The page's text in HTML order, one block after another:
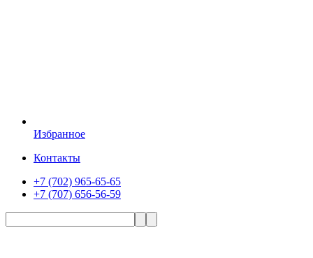
Избранное
Контакты
+7 (702) 965-65-65
+7 (707) 656-56-59